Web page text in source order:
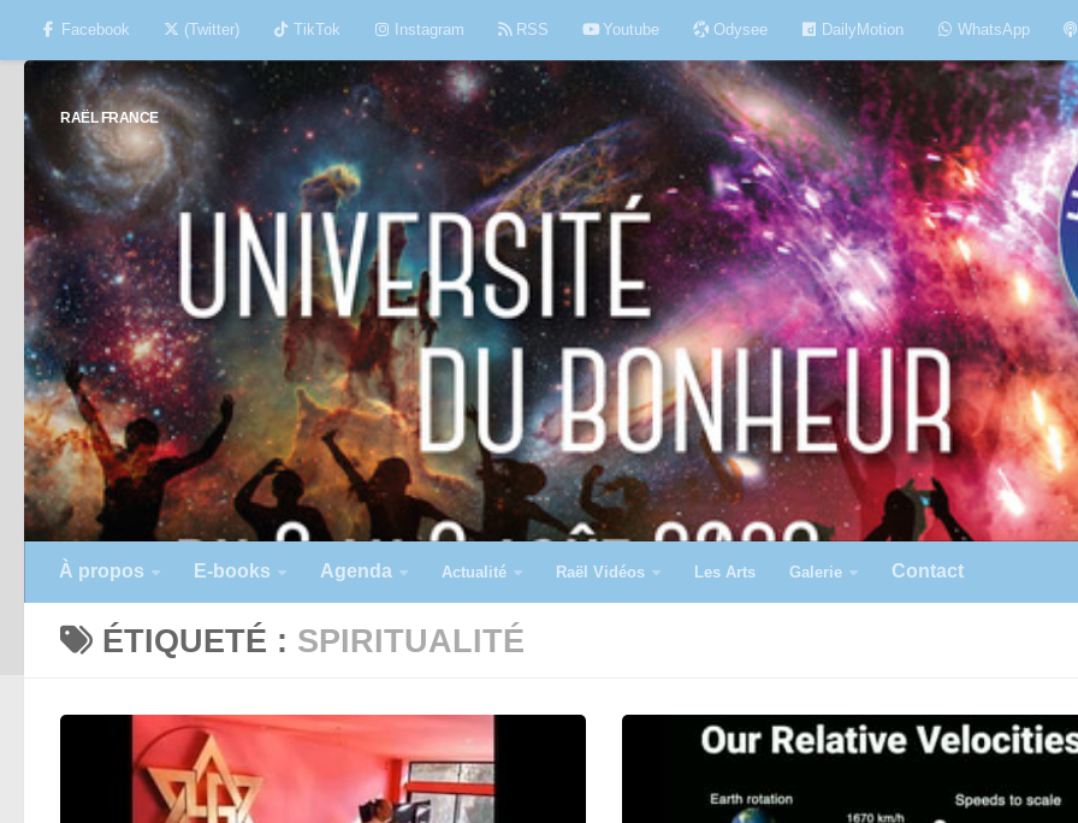
Skip to content
Facebook (Twitter) TikTok Instagram RSS Youtube Odysee DailyMotion WhatsApp
RAËL FRANCE
À propos E-books Agenda Actualité Raël Vidéos Les Arts Galerie Contact
ÉTIQUETÉ : SPIRITUALITÉ